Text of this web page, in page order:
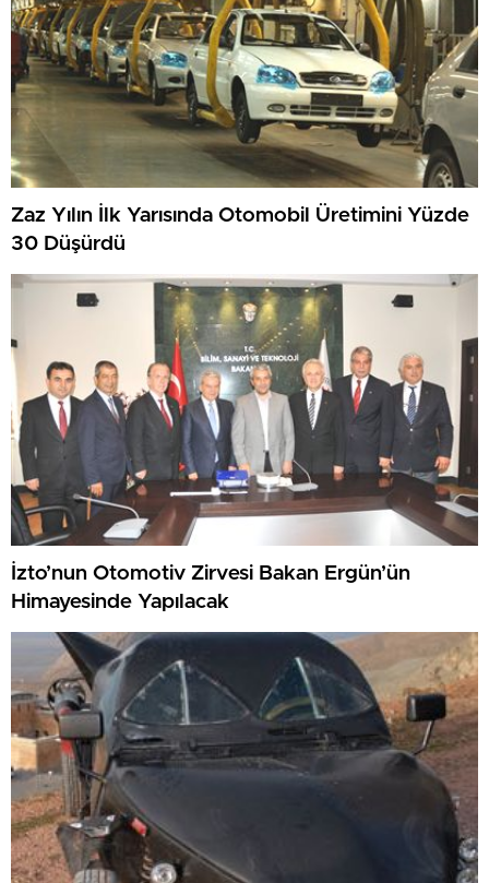
Zaz Yılın İlk Yarısında Otomobil Üretimini Yüzde
30 Düşürdü
İzto’nun Otomotiv Zirvesi Bakan Ergün’ün
Himayesinde Yapılacak